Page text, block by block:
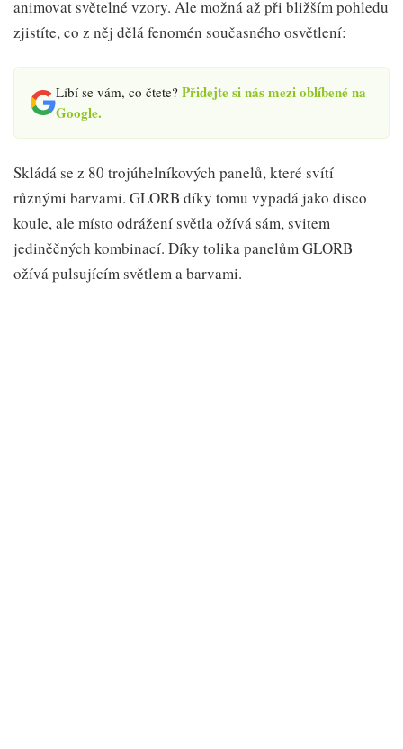
animovat světelné vzory. Ale možná až při bližším pohledu
zjistíte, co z něj dělá fenomén současného osvětlení:
Líbí se vám, co čtete? Přidejte si nás mezi oblíbené na
Google.
Skládá se z 80 trojúhelníkových panelů, které svítí
různými barvami. GLORB díky tomu vypadá jako disco
koule, ale místo odrážení světla ožívá sám, svitem
jediněčných kombinací. Díky tolika panelům GLORB
ožívá pulsujícím světlem a barvami.